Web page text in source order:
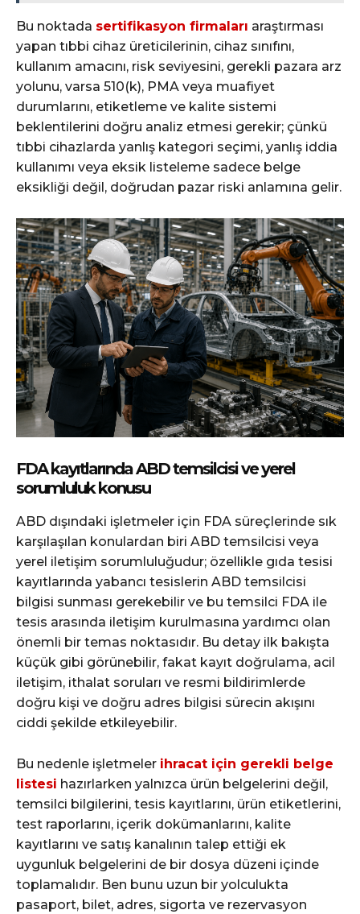
Bu noktada sertifikasyon firmaları araştırması
yapan tıbbi cihaz üreticilerinin, cihaz sınıfını,
kullanım amacını, risk seviyesini, gerekli pazara arz
yolunu, varsa 510(k), PMA veya muafiyet
durumlarını, etiketleme ve kalite sistemi
beklentilerini doğru analiz etmesi gerekir; çünkü
tıbbi cihazlarda yanlış kategori seçimi, yanlış iddia
kullanımı veya eksik listeleme sadece belge
eksikliği değil, doğrudan pazar riski anlamına gelir.
FDA kayıtlarında ABD temsilcisi ve yerel
sorumluluk konusu
ABD dışındaki işletmeler için FDA süreçlerinde sık
karşılaşılan konulardan biri ABD temsilcisi veya
yerel iletişim sorumluluğudur; özellikle gıda tesisi
kayıtlarında yabancı tesislerin ABD temsilcisi
bilgisi sunması gerekebilir ve bu temsilci FDA ile
tesis arasında iletişim kurulmasına yardımcı olan
önemli bir temas noktasıdır. Bu detay ilk bakışta
küçük gibi görünebilir, fakat kayıt doğrulama, acil
iletişim, ithalat soruları ve resmi bildirimlerde
doğru kişi ve doğru adres bilgisi sürecin akışını
ciddi şekilde etkileyebilir.
Bu nedenle işletmeler ihracat için gerekli belge
listesi hazırlarken yalnızca ürün belgelerini değil,
temsilci bilgilerini, tesis kayıtlarını, ürün etiketlerini,
test raporlarını, içerik dokümanlarını, kalite
kayıtlarını ve satış kanalının talep ettiği ek
uygunluk belgelerini de bir dosya düzeni içinde
toplamalıdır. Ben bunu uzun bir yolculukta
pasaport, bilet, adres, sigorta ve rezervasyon